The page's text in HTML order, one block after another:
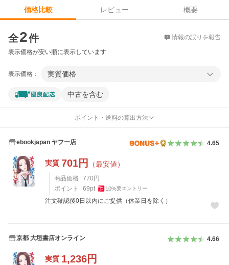
価格比較 レビュー
概要
全2件 情報の誤りを報告
表示価格が安い順に表示しています
表示価格： 実質価格
中古を含む
ポイント・送料の算出方法
ebookjapan ヤフー店 4.65
実質 701円 （最安値）
商品価格 770 円
ポイント
69pt 10%要エントリー
注文確認後0日以内にご提供（休業日を除く）
京都 大垣書店オンライン 4.66
実質 1,236円